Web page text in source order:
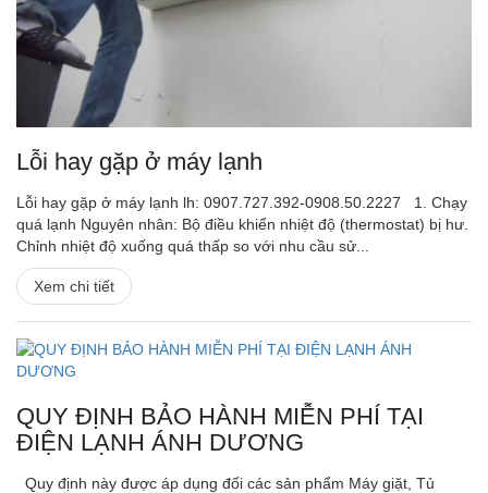
Lỗi hay gặp ở máy lạnh
Lỗi hay gặp ở máy lạnh lh: 0907.727.392-0908.50.2227 1. Chạy
quá lạnh Nguyên nhân: Bộ điều khiển nhiệt độ (thermostat) bị hư.
Chỉnh nhiệt độ xuống quá thấp so với nhu cầu sử...
Xem chi tiết
QUY ĐỊNH BẢO HÀNH MIỄN PHÍ TẠI
ĐIỆN LẠNH ÁNH DƯƠNG
Quy định này được áp dụng đối các sản phẩm Máy giặt, Tủ